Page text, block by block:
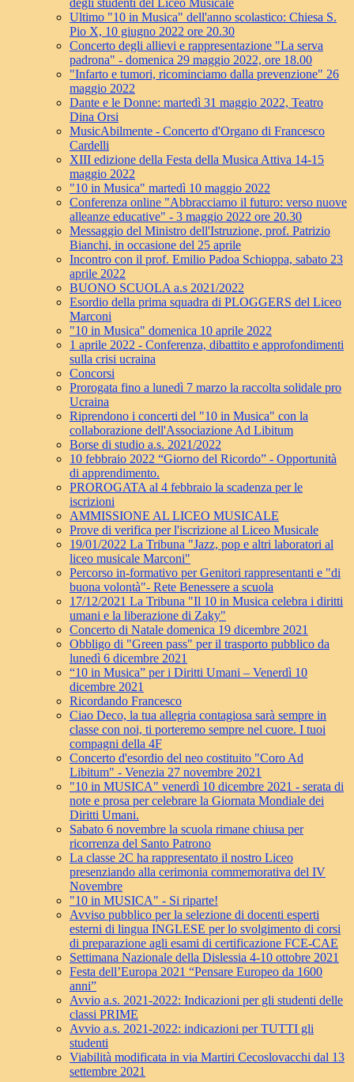
degli studenti del Liceo Musicale
Ultimo "10 in Musica" dell'anno scolastico: Chiesa S.
Pio X, 10 giugno 2022 ore 20.30
Concerto degli allievi e rappresentazione "La serva
padrona" - domenica 29 maggio 2022, ore 18.00
"Infarto e tumori, ricominciamo dalla prevenzione" 26
maggio 2022
Dante e le Donne: martedì 31 maggio 2022, Teatro
Dina Orsi
MusicAbilmente - Concerto d'Organo di Francesco
Cardelli
XIII edizione della Festa della Musica Attiva 14-15
maggio 2022
"10 in Musica" martedì 10 maggio 2022
Conferenza online "Abbracciamo il futuro: verso nuove
alleanze educative" - 3 maggio 2022 ore 20.30
Messaggio del Ministro dell'Istruzione, prof. Patrizio
Bianchi, in occasione del 25 aprile
Incontro con il prof. Emilio Padoa Schioppa, sabato 23
aprile 2022
BUONO SCUOLA a.s 2021/2022
Esordio della prima squadra di PLOGGERS del Liceo
Marconi
"10 in Musica" domenica 10 aprile 2022
1 aprile 2022 - Conferenza, dibattito e approfondimenti
sulla crisi ucraina
Concorsi
Prorogata fino a lunedì 7 marzo la raccolta solidale pro
Ucraina
Riprendono i concerti del "10 in Musica" con la
collaborazione dell'Associazione Ad Libitum
Borse di studio a.s. 2021/2022
10 febbraio 2022 “Giorno del Ricordo” - Opportunità
di apprendimento.
PROROGATA al 4 febbraio la scadenza per le
iscrizioni
AMMISSIONE AL LICEO MUSICALE
Prove di verifica per l'iscrizione al Liceo Musicale
19/01/2022 La Tribuna "Jazz, pop e altri laboratori al
liceo musicale Marconi"
Percorso in-formativo per Genitori rappresentanti e "di
buona volontà"- Rete Benessere a scuola
17/12/2021 La Tribuna "Il 10 in Musica celebra i diritti
umani e la liberazione di Zaky"
Concerto di Natale domenica 19 dicembre 2021
Obbligo di "Green pass" per il trasporto pubblico da
lunedì 6 dicembre 2021
“10 in Musica” per i Diritti Umani – Venerdì 10
dicembre 2021
Ricordando Francesco
Ciao Deco, la tua allegria contagiosa sarà sempre in
classe con noi, ti porteremo sempre nel cuore. I tuoi
compagni della 4F
Concerto d'esordio del neo costituito "Coro Ad
Libitum" - Venezia 27 novembre 2021
"10 in MUSICA" venerdì 10 dicembre 2021 - serata di
note e prosa per celebrare la Giornata Mondiale dei
Diritti Umani.
Sabato 6 novembre la scuola rimane chiusa per
ricorrenza del Santo Patrono
La classe 2C ha rappresentato il nostro Liceo
presenziando alla cerimonia commemorativa del IV
Novembre
"10 in MUSICA" - Si riparte!
Avviso pubblico per la selezione di docenti esperti
esterni di lingua INGLESE per lo svolgimento di corsi
di preparazione agli esami di certificazione FCE-CAE
Settimana Nazionale della Dislessia 4-10 ottobre 2021
Festa dell’Europa 2021 “Pensare Europeo da 1600
anni”
Avvio a.s. 2021-2022: Indicazioni per gli studenti delle
classi PRIME
Avvio a.s. 2021-2022: indicazioni per TUTTI gli
studenti
Viabilità modificata in via Martiri Cecoslovacchi dal 13
settembre 2021